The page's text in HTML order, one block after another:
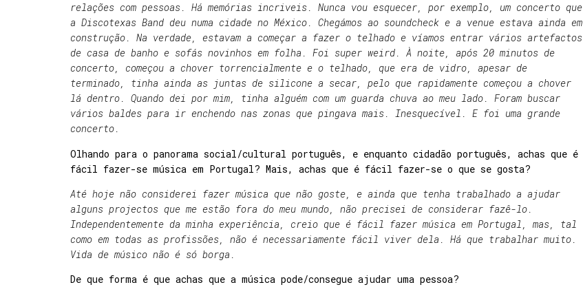
relações com pessoas. Há memórias incriveis. Nunca vou esquecer, por exemplo, um concerto que
a Discotexas Band deu numa cidade no México. Chegámos ao soundcheck e a venue estava ainda em
construção. Na verdade, estavam a começar a fazer o telhado e víamos entrar vários artefactos
de casa de banho e sofás novinhos em folha. Foi super weird. À noite, após 20 minutos de
concerto, começou a chover torrencialmente e o telhado, que era de vidro, apesar de
terminado, tinha ainda as juntas de silicone a secar, pelo que rapidamente começou a chover
lá dentro. Quando dei por mim, tinha alguém com um guarda chuva ao meu lado. Foram buscar
vários baldes para ir enchendo nas zonas que pingava mais. Inesquecível. E foi uma grande
concerto.
Olhando para o panorama social/cultural português, e enquanto cidadão português, achas que é
fácil fazer-se música em Portugal? Mais, achas que é fácil fazer-se o que se gosta?
Até hoje não considerei fazer música que não goste, e ainda que tenha trabalhado a ajudar
alguns projectos que me estão fora do meu mundo, não precisei de considerar fazê-lo.
Independentemente da minha experiência, creio que é fácil fazer música em Portugal, mas, tal
como em todas as profissões, não é necessariamente fácil viver dela. Há que trabalhar muito.
Vida de músico não é só borga.
De que forma é que achas que a música pode/consegue ajudar uma pessoa?